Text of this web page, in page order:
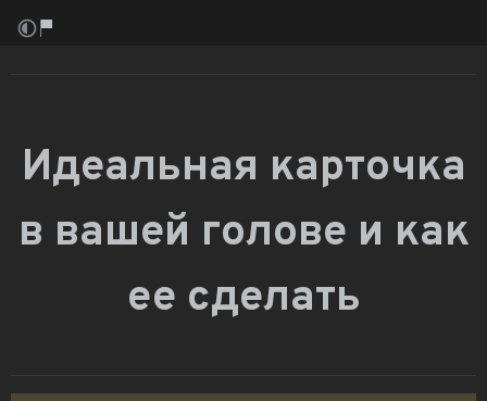
Идеальная карточка
в вашей голове и как
ее сделать